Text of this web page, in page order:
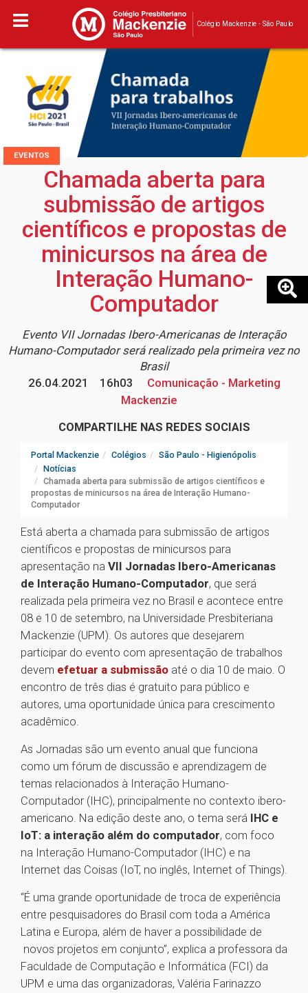
Colégio Mackenzie - São Paulo
EVENTOS
Chamada aberta para
submissão de artigos
científicos e propostas de
minicursos na área de
Interação Humano-
Computador
Evento VII Jornadas Ibero-Americanas de Interação
Humano-Computador será realizado pela primeira vez no
Brasil
26.04.2021
16h03
Comunicação - Marketing
Mackenzie
COMPARTILHE NAS REDES SOCIAIS
Portal Mackenzie Colégios
São Paulo - Higienópolis
Notícias
Chamada aberta para submissão de artigos científicos e
propostas de minicursos na área de Interação Humano-
Computador
Está aberta a chamada para submissão de artigos
científicos e propostas de minicursos para
apresentação na VII Jornadas Ibero-Americanas
de Interação Humano-Computador, que será
realizada pela primeira vez no Brasil e acontece entre
08 e 10 de setembro, na Universidade Presbiteriana
Mackenzie (UPM). Os autores que desejarem
participar do evento com apresentação de trabalhos
devem efetuar a submissão até o dia 10 de maio. O
encontro de três dias é gratuito para público e
autores, uma oportunidade única para crescimento
acadêmico.
As Jornadas são um evento anual que funciona
como um fórum de discussão e aprendizagem de
temas relacionados à Interação Humano-
Computador (IHC), principalmente no contexto ibero-
americano. Na edição deste ano, o tema será IHC e
IoT: a interação além do computador, com foco
na Interação Humano-Computador (IHC) e na
Internet das Coisas (IoT, no inglês, Internet of Things).
“É uma grande oportunidade de troca de experiência
entre pesquisadores do Brasil com toda a América
Latina e Europa, além de haver a possibilidade de
novos projetos em conjunto”, explica a professora da
Faculdade de Computação e Informática (FCI) da
UPM e uma das organizadoras, Valéria Farinazzo